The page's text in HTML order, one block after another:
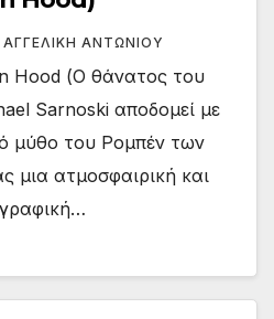
ΑΓΓΕΛΙΚΉ ΑΝΤΩΝΊΟΥ
Hood (Ο θάνατος του
Sarnoski αποδομεί με
μύθο του Ρομπέν των
μια ατμοσφαιρική και